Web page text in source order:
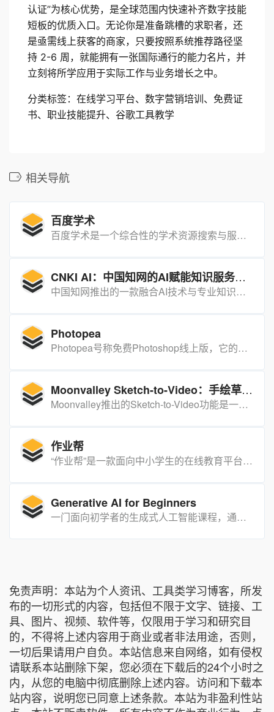
认证”为核心优势，是全球范围内快速补齐数字技能
短板的优质入口。无论你是准备跳槽的求职者，还
是亟需线上获客的商家，只要按照系统推荐路径坚
持 2-6 周，就能拥有一张国际通行的能力名片，并
立刻将所学应用于实际工作与业务增长之中。
分类标签：在线学习平台、数字营销培训、免费证
书、职业技能提升、谷歌工具教学
相关导航
百度学术
百度学术是一个综合性的学术资源搜索与服务平台，提供海量的学术文献信息，支持用户进行高效的学术研究和学习。
CNKI AI：中国知网的AI赋能知识服务工具
中国知网推出的一款融合AI技术与专业知识的智能化知识服务平台，旨在通过问答式增强检索和生成式知识服务，赋能学术研究、科技创新、科学决策、全民阅读和人才培养。
Photopea
Photopea号称免费Photoshop线上版，它的操作界面和Photoshop看起来很像，但不需要额外下载、安装软件，只要通过浏览器打开Photopea就能使用。
Moonvalley Sketch-to-Video：手绘草图秒变电影级视频
Moonvalley推出的Sketch-to-Video功能是一项革命性的AI视频生成技术，它允许用户仅通过简单的手绘草图和文本描述即可生成高质量的电影级视频片段。
作业帮
“作业帮”是一款面向中小学生的在线教育平台，提供全科作业辅导和学习工具。
Generative AI for Beginners
一门面向初学者的生成式人工智能课程，通过 21 个课程单元，系统讲解生成式 AI 的基础知识、核心技术和应用实践，帮助学习者快速掌握构建生成式 AI 应用的技能。
免责声明：本站为个人资讯、工具类学习博客，所发
布的一切形式的内容，包括但不限于文字、链接、工
具、图片、视频、软件等，仅限用于学习和研究目
的，不得将上述内容用于商业或者非法用途，否则，
一切后果请用户自负。本站信息来自网络，如有侵权
请联系本站删除下架，您必须在下载后的24个小时之
内，从您的电脑中彻底删除上述内容。访问和下载本
站内容，说明您已同意上述条款。本站为非盈利性站